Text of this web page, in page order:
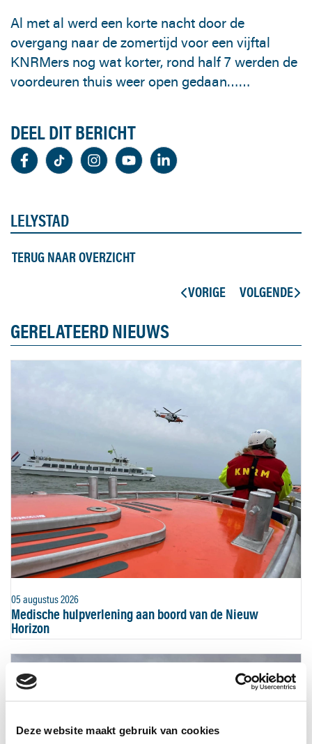
Deze website maakt gebruik van cookies
Al met al werd een korte nacht door de
overgang naar de zomertijd voor een vijftal
KNRMers nog wat korter, rond half 7 werden de
voordeuren thuis weer open gedaan……
DEEL DIT BERICHT
LELYSTAD
TERUG NAAR OVERZICHT
VORIGE
VOLGENDE
GERELATEERD NIEUWS
05 augustus 2026
Medische hulpverlening aan boord van de Nieuw
Horizon